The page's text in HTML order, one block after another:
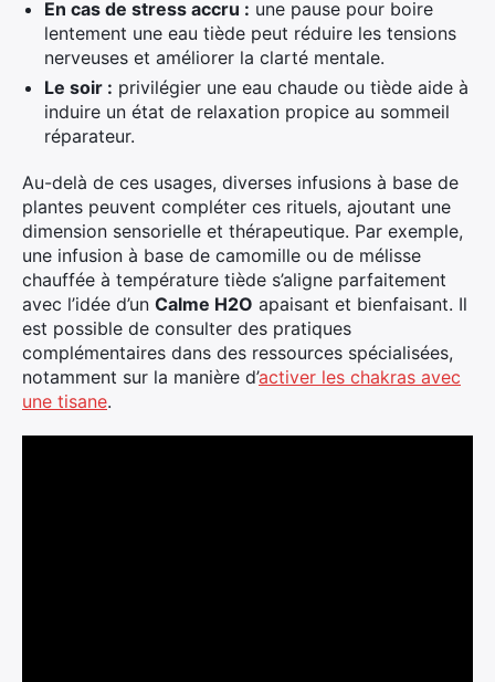
En cas de stress accru : une pause pour boire
lentement une eau tiède peut réduire les tensions
nerveuses et améliorer la clarté mentale.
Le soir : privilégier une eau chaude ou tiède aide à
induire un état de relaxation propice au sommeil
réparateur.
Au-delà de ces usages, diverses infusions à base de
plantes peuvent compléter ces rituels, ajoutant une
dimension sensorielle et thérapeutique. Par exemple,
une infusion à base de camomille ou de mélisse
chauffée à température tiède s’aligne parfaitement
avec l’idée d’un Calme H2O apaisant et bienfaisant. Il
est possible de consulter des pratiques
complémentaires dans des ressources spécialisées,
notamment sur la manière d’activer les chakras avec
une tisane.